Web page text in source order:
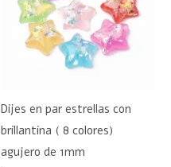
Dijes en par estrellas con
brillantina ( 8 colores)
agujero de 1mm
Las
pueden